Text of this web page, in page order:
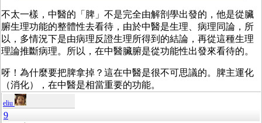
不太一樣，中醫的「脾」不是完全由解剖學出發的，他是從臟
腑生理功能的整體性去看待，由於中醫是生理、病理同論，所
以，多情況下是由病理反證生理所得到的結論，再從這種生理
理論推斷病理。所以，在中醫臟腑是從功能性出發來看待的。
呀！為什麼要把脾拿掉？這在中醫是很不可思議的。脾主運化
（消化），在中醫是相當重要的功能。
eliu
9